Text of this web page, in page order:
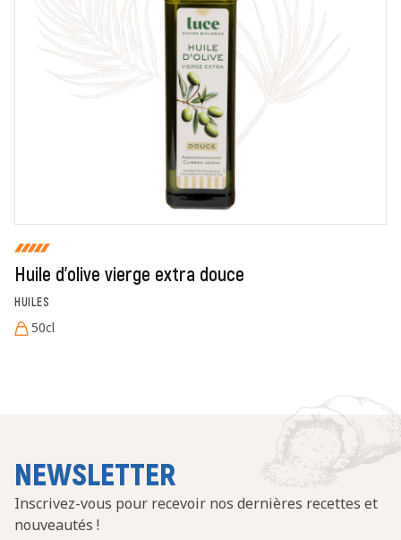
En cochant cette case, je donne mon accord pour que
markal utilise les données saisies dans ce formulaire
pour traiter et afficher le nom saisi, la note et le
commentaire de manière publique sur cette page. Pour
plus d'informations sur le traitement de ces données,
consulter la page des mentions légales. *
Huile d'olive vierge extra douce
HUILES
50cl
NEWSLETTER
Inscrivez-vous pour recevoir nos dernières recettes et
nouveautés !